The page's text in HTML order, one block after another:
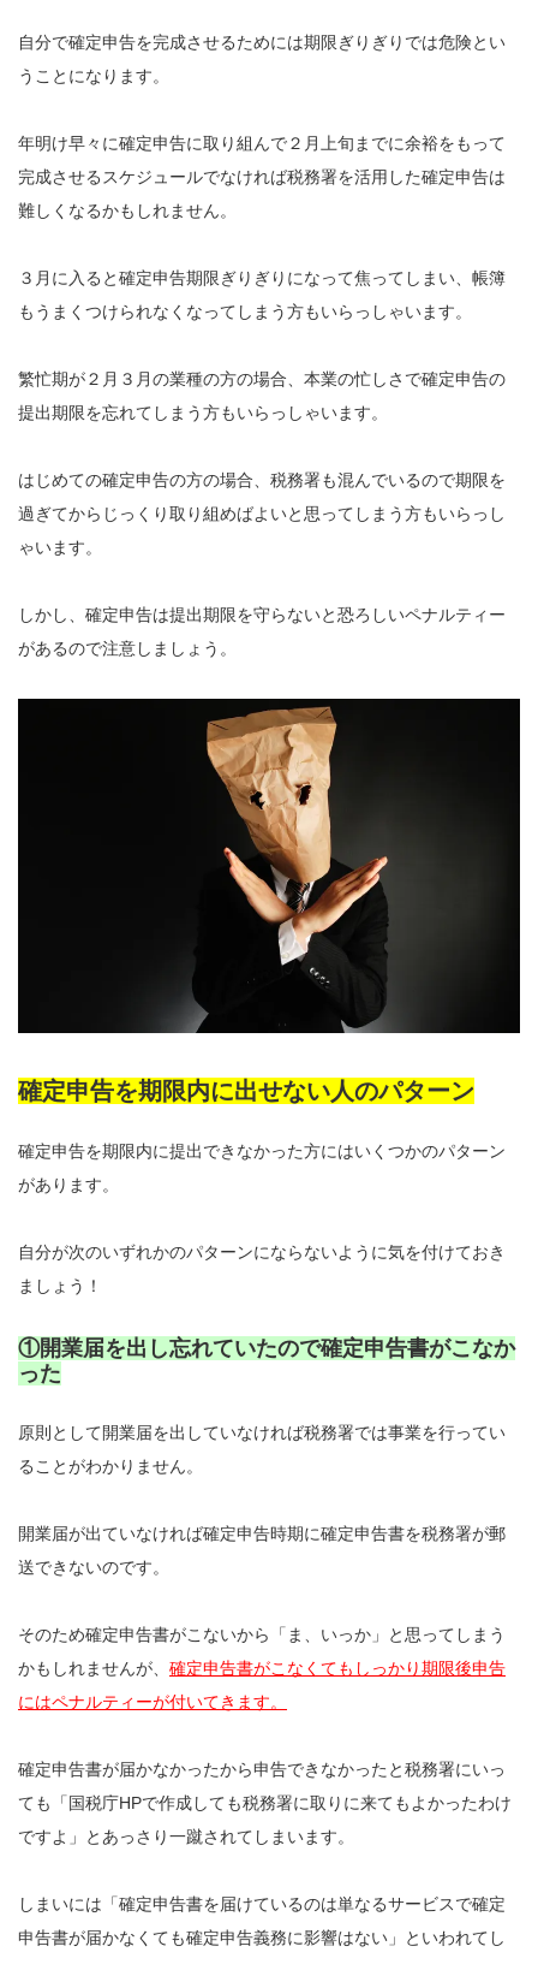
自分で確定申告を完成させるためには期限ぎりぎりでは危険とい
うことになります。
年明け早々に確定申告に取り組んで２月上旬までに余裕をもって
完成させるスケジュールでなければ税務署を活用した確定申告は
難しくなるかもしれません。
３月に入ると確定申告期限ぎりぎりになって焦ってしまい、帳簿
もうまくつけられなくなってしまう方もいらっしゃいます。
繁忙期が２月３月の業種の方の場合、本業の忙しさで確定申告の
提出期限を忘れてしまう方もいらっしゃいます。
はじめての確定申告の方の場合、税務署も混んでいるので期限を
過ぎてからじっくり取り組めばよいと思ってしまう方もいらっし
ゃいます。
しかし、確定申告は提出期限を守らないと恐ろしいペナルティー
があるので注意しましょう。
確定申告を期限内に出せない人のパターン
確定申告を期限内に提出できなかった方にはいくつかのパターン
があります。
自分が次のいずれかのパターンにならないように気を付けておき
ましょう！
①開業届を出し忘れていたので確定申告書がこなか
った
原則として開業届を出していなければ税務署では事業を行ってい
ることがわかりません。
開業届が出ていなければ確定申告時期に確定申告書を税務署が郵
送できないのです。
そのため確定申告書がこないから「ま、いっか」と思ってしまう
かもしれませんが、 確定申告書がこなくてもしっかり期限後申告
にはペナルティーが付いてきます。
確定申告書が届かなかったから申告できなかったと税務署にいっ
ても「国税庁HPで作成しても税務署に取りに来てもよかったわけ
ですよ」とあっさり一蹴されてしまいます。
しまいには「確定申告書を届けているのは単なるサービスで確定
申告書が届かなくても確定申告義務に影響はない」といわれてし